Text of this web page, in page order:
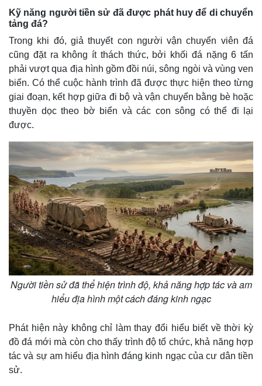
Thế giới
Quan sát
Cuộc sống đó đây
Hồ sơ
Multimedia
Video
Ảnh
E-Magazine
Infographic
Kỹ năng người tiền sử đã được phát huy để di chuyển
tảng đá?
Trong khi đó, giả thuyết con người vận chuyển viên đá
cũng đặt ra không ít thách thức, bởi khối đá nặng 6 tấn
phải vượt qua địa hình gồm đồi núi, sông ngòi và vùng ven
biển. Có thể cuộc hành trình đã được thực hiện theo từng
giai đoạn, kết hợp giữa đi bộ và vận chuyển bằng bè hoặc
thuyền dọc theo bờ biển và các con sông có thể đi lại
được.
Người tiền sử đã thể hiện trình độ, khả năng hợp tác và am
hiểu địa hình một cách đáng kinh ngạc
Phát hiện này không chỉ làm thay đổi hiểu biết về thời kỳ
đồ đá mới mà còn cho thấy trình độ tổ chức, khả năng hợp
tác và sự am hiểu địa hình đáng kinh ngạc của cư dân tiền
sử.